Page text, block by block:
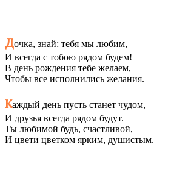
Дочка, знай: тебя мы любим,
И всегда с тобою рядом будем!
В день рождения тебе желаем,
Чтобы все исполнились желания.
Каждый день пусть станет чудом,
И друзья всегда рядом будут.
Ты любимой будь, счастливой,
И цвети цветком ярким, душистым.